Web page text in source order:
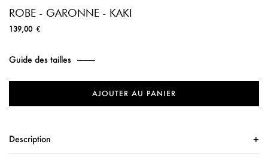
ROBE - GARONNE - KAKI
139,00 €
Guide des tailles
AJOUTER AU PANIER
Description